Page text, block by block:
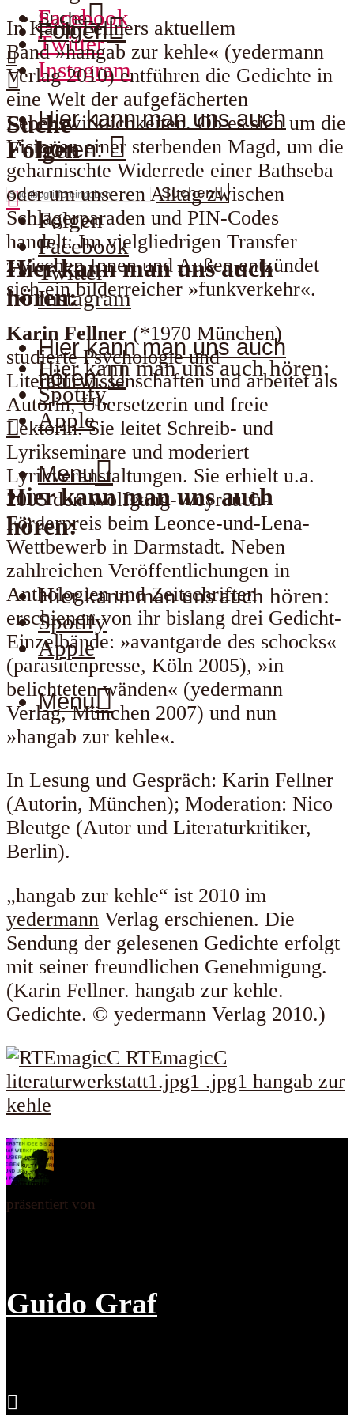
Suche
Suche
Suchen
Facebook
Twitter
Instagram
Hier kann man uns auch
hören:
Hier kann man uns auch
hören:
Hier kann man uns auch hören:
Spotify
Apple
Menu
Folgen
Folgen
Folgen
Facebook
Twitter
Instagram
Hier kann man uns auch
hören:
Hier kann man uns auch
hören:
Hier kann man uns auch hören:
Spotify
Apple
Menu
In Karin Fellners aktuellem
Band »hangab zur kehle« (yedermann
Verlag 2010) entführen die Gedichte in
eine Welt der aufgefächerten
Lebenswirklichkeiten. Ob es sich um die
Visionen einer sterbenden Magd, um die
geharnischte Widerrede einer Bathseba
oder um unseren Alltag zwischen
Schlagerparaden und PIN-Codes
handelt: Im vielgliedrigen Transfer
zwischen Innen und Außen entzündet
sich ein bilderreicher »funkverkehr«.
Karin Fellner (*1970 München)
studierte Psychologie und
Literaturwissenschaften und arbeitet als
Autorin, Übersetzerin und freie
Lektorin. Sie leitet Schreib- und
Lyrikseminare und moderiert
Lyrikveranstaltungen. Sie erhielt u.a.
2005 den Wolfgang-Weyrauch-
Förderpreis beim Leonce-und-Lena-
Wettbewerb in Darmstadt. Neben
zahlreichen Veröffentlichungen in
Anthologien und Zeitschriften
erschienen von ihr bislang drei Gedicht-
Einzelbände: »avantgarde des schocks«
(parasitenpresse, Köln 2005), »in
belichteten wänden« (yedermann
Verlag, München 2007) und nun
»hangab zur kehle«.
In Lesung und Gespräch: Karin Fellner
(Autorin, München); Moderation: Nico
Bleutge (Autor und Literaturkritiker,
Berlin).
„hangab zur kehle“ ist 2010 im
yedermann Verlag erschienen. Die
Sendung der gelesenen Gedichte erfolgt
mit seiner freundlichen Genehmigung.
(Karin Fellner. hangab zur kehle.
Gedichte. © yedermann Verlag 2010.)
präsentiert von
Guido Graf